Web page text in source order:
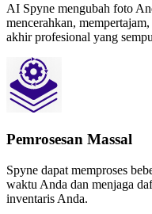
AI Spyne mengubah foto
mencerahkan,
akhir profesional yang
Pemrosesan Massal
Spyne dapat memproses
waktu Anda dan menjaga
inventaris Anda.